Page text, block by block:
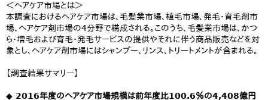
＜ヘアケア市場とは＞
本調査におけるヘアケア市場は、毛髪業市場、植毛市場、発毛・育毛剤市
場、ヘアケア剤市場の4分野で構成される。このうち、毛髪業市場は、かつ
ら・増毛および育毛・発毛サービスの提供やそれに伴う商品販売などを対
象とし、ヘアケア剤市場にはシャンプー、リンス、トリートメントが含まれる。
【調査結果サマリー】
◆ 2016年度のヘアケア市場規模は前年度比100.6％の4,408億円